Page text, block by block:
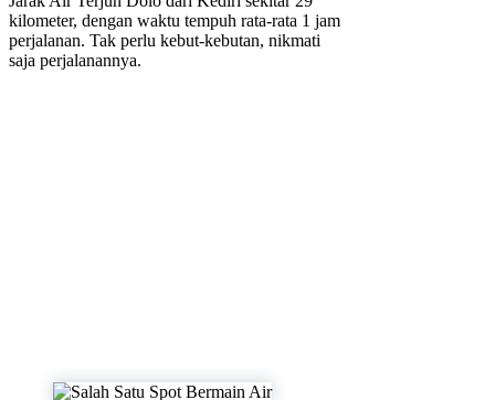
kilometer, dengan waktu tempuh rata-rata 1 jam
perjalanan. Tak perlu kebut-kebutan, nikmati
saja perjalanannya.